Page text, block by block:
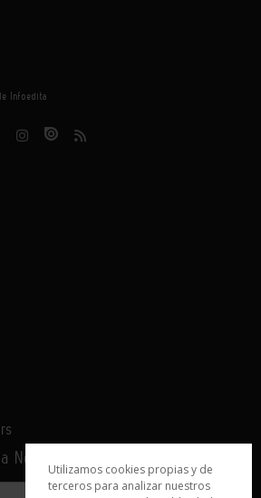
Infoedita
Newsletter
Utilizamos cookies propias y de
terceros para analizar nuestros